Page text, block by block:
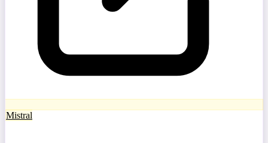
Mistral